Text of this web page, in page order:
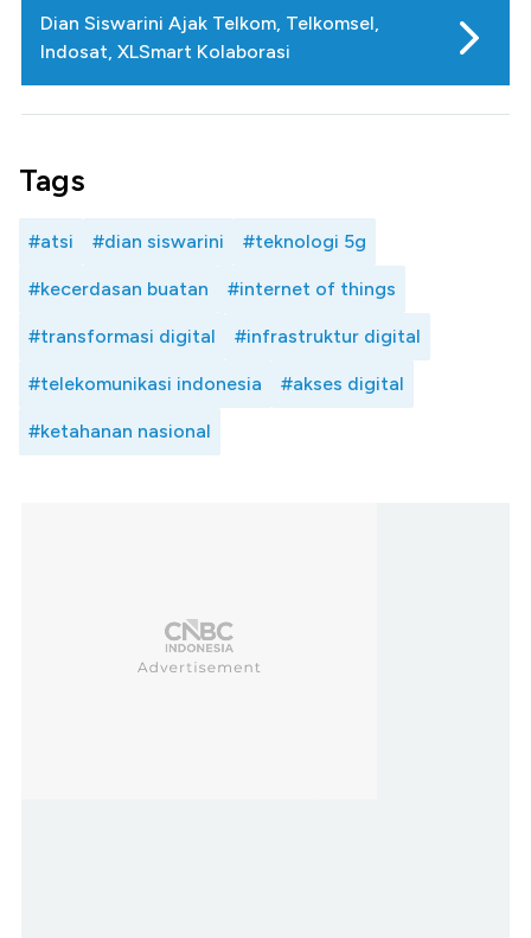
Dian Siswarini Ajak Telkom, Telkomsel,
Indosat, XLSmart Kolaborasi
Tags
#atsi #dian siswarini #teknologi 5g
#kecerdasan buatan #internet of things
#transformasi digital #infrastruktur digital
#telekomunikasi indonesia #akses digital
#ketahanan nasional